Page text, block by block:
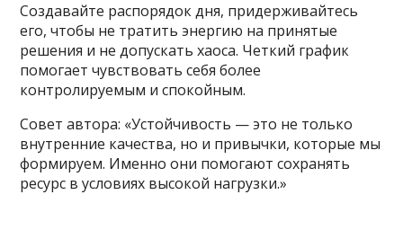
Создавайте распорядок дня, придерживайтесь
его, чтобы не тратить энергию на принятые
решения и не допускать хаоса. Четкий график
помогает чувствовать себя более
контролируемым и спокойным.
Совет автора: «Устойчивость — это не только
внутренние качества, но и привычки, которые мы
формируем. Именно они помогают сохранять
ресурс в условиях высокой нагрузки.»